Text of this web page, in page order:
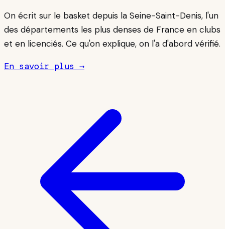
On écrit sur le basket depuis la Seine-Saint-Denis, l'un
des départements les plus denses de France en clubs
et en licenciés. Ce qu'on explique, on l'a d'abord vérifié.
En savoir plus →